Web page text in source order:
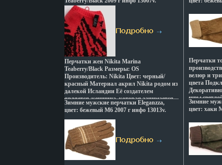
Перчатки жен Nikita Marina
Teaberry/Black Размеры: OS
Производитель: Nikita Цвет: черный/
красный Материал акрил Nikita родом из
далекой Исландии Её создателем
является женщина, которая занимается
всеми видбщрэхами экстремального
спорта, включая серфинг! В создании
коллекции NIKITA всегда участвуют
самые креативные люди Тому, кто уже
выбрал одежду NIKITA известно, что
одним из важнейших отличительных
особенностей этой одежды является ее
высокое качество, оригинальность,
Зимние мужские перчатки Eleganzza,
цвет: бежевый M6 2007 г инфо 13013v.
Перчатки
велюр и
цвета
швы
лицевой
стороне
отвернуть)
Артикул:
Цвет:
Румыния.
Зимние
цвет: хаки